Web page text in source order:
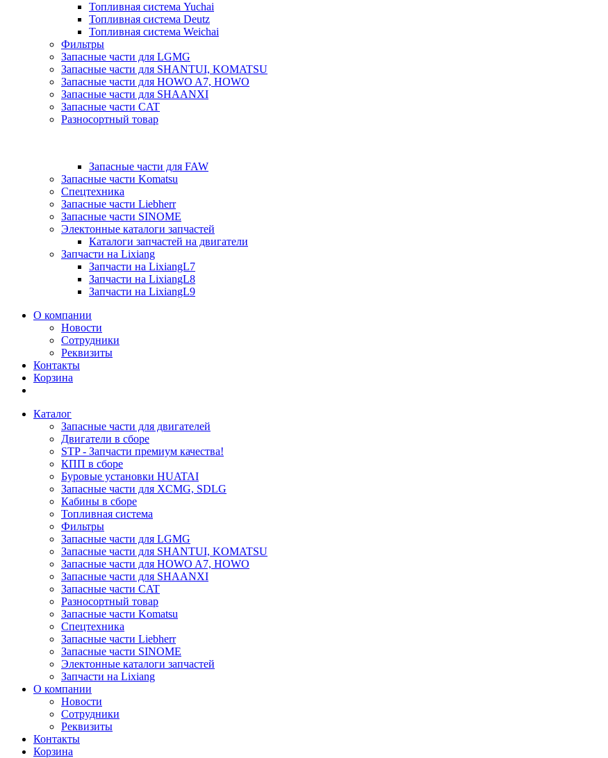
Топливная система Yuchai
Топливная система Deutz
Топливная система Weichai
Фильтры
Запасные части для LGMG
Запасные части для SHANTUI, KOMATSU
Запасные части для HOWO A7, HOWO
Запасные части для SHAANXI
Запасные части CAT
Разносортный товар
Запасные части для FAW
Запасные части Komatsu
Спецтехника
Запасные части Liebherr
Запасные части SINOME
Электонные каталоги запчастей
Каталоги запчастей на двигатели
Запчасти на Lixiang
Запчасти на LixiangL7
Запчасти на LixiangL8
Запчасти на LixiangL9
О компании
Новости
Сотрудники
Реквизиты
Контакты
Корзина
Каталог
Запасные части для двигателей
Двигатели в сборе
STP - Запчасти премиум качества!
КПП в сборе
Буровые установки HUATAI
Запасные части для XCMG, SDLG
Кабины в сборе
Топливная система
Фильтры
Запасные части для LGMG
Запасные части для SHANTUI, KOMATSU
Запасные части для HOWO A7, HOWO
Запасные части для SHAANXI
Запасные части CAT
Разносортный товар
Запасные части Komatsu
Спецтехника
Запасные части Liebherr
Запасные части SINOME
Электонные каталоги запчастей
Запчасти на Lixiang
О компании
Новости
Сотрудники
Реквизиты
Контакты
Корзина